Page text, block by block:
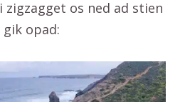
zigzagget os ned ad stien
opad: